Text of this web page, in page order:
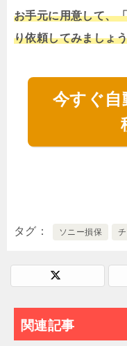
お手元に用意して、
り依頼してみましょ
今すぐ自
タグ ソニー損保
関連記事